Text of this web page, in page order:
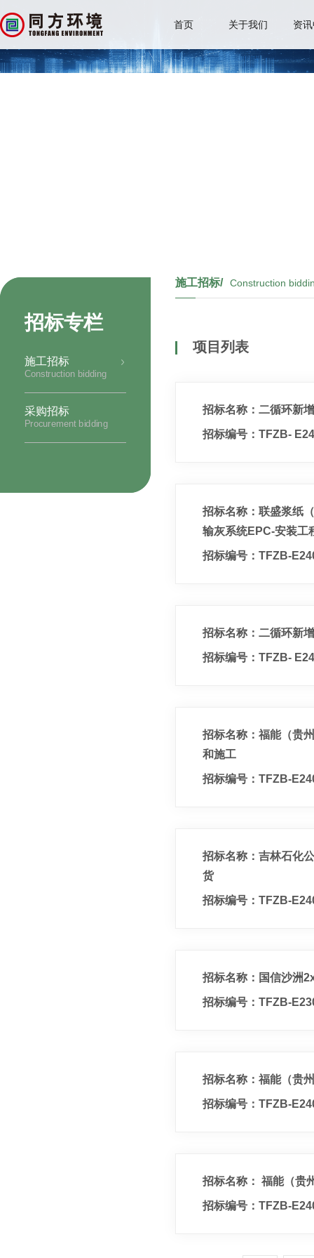
首页 关于我们 资
招标专栏
施工招标
Construction bidding
采购招标
Procurement bidding
施工招标/ Construction
项目列表
招标名称：二循环新
招标编号：TFZB-
招标名称：联盛浆纸
输灰系统EPC-安装工
招标编号：TFZB-
招标名称：二循环新
招标编号：TFZB-
招标名称：福能（贵
和施工
招标编号：TFZB-
招标名称：吉林石化
货
招标编号：TFZB-
招标名称：国信沙洲
招标编号：TFZB-
招标名称：福能（贵
招标编号：TFZB-
招标名称： 福能（贵
招标编号：TFZB-